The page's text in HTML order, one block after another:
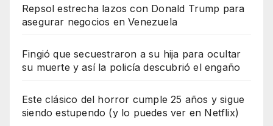
Repsol estrecha lazos con Donald Trump para
asegurar negocios en Venezuela
Fingió que secuestraron a su hija para ocultar
su muerte y así la policía descubrió el engaño
Este clásico del horror cumple 25 años y sigue
siendo estupendo (y lo puedes ver en Netflix)